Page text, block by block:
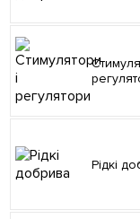
Стимулятори і
Рідкі